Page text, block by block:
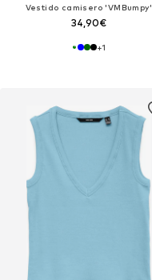
Vestido camisero 'VMBumpy'
34,90€
+1